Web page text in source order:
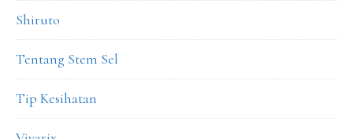
Shiruto
Tentang Stem Sel
Tip Kesihatan